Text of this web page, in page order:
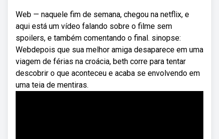
Web — naquele fim de semana, chegou na netflix, e
aqui está um vídeo falando sobre o filme sem
spoilers, e também comentando o final. sinopse:
Webdepois que sua melhor amiga desaparece em uma
viagem de férias na croácia, beth corre para tentar
descobrir o que aconteceu e acaba se envolvendo em
uma teia de mentiras.